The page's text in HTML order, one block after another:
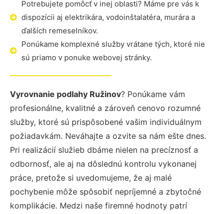
Potrebujete pomôcť v inej oblasti? Máme pre vás k
dispozícii aj elektrikára, vodoinštalatéra, murára a
ďalších remeselníkov.
Ponúkame komplexné služby vrátane tých, ktoré nie
sú priamo v ponuke webovej stránky.
Vyrovnanie podlahy Ružinov? Ponúkame vám
profesionálne, kvalitné a zároveň cenovo rozumné
služby, ktoré sú prispôsobené vašim individuálnym
požiadavkám. Neváhajte a ozvite sa nám ešte dnes.
Pri realizácií služieb dbáme nielen na precíznosť a
odbornosť, ale aj na dôslednú kontrolu vykonanej
práce, pretože si uvedomujeme, že aj malé
pochybenie môže spôsobiť nepríjemné a zbytočné
komplikácie. Medzi naše firemné hodnoty patrí